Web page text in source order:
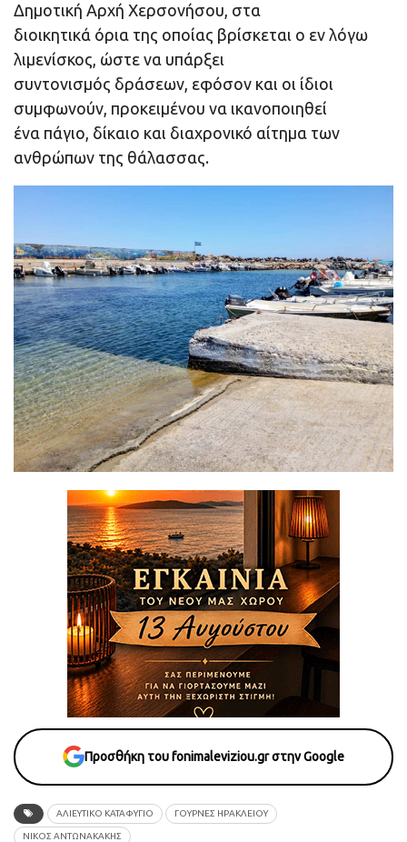
Δημοτική Αρχή Χερσονήσου, στα
διοικητικά όρια της οποίας βρίσκεται ο εν λόγω
λιμενίσκος, ώστε να υπάρξει
συντονισμός δράσεων, εφόσον και οι ίδιοι
συμφωνούν, προκειμένου να ικανοποιηθεί
ένα πάγιο, δίκαιο και διαχρονικό αίτημα των
ανθρώπων της θάλασσας.
Προσθήκη του fonimaleviziou.gr στην Google
ΑΛΙΕΥΤΙΚΟ ΚΑΤΑΦΥΓΙΟ ΓΟΥΡΝΕΣ ΗΡΑΚΛΕΙΟΥ
ΝΙΚΟΣ ΑΝΤΩΝΑΚΑΚΗΣ